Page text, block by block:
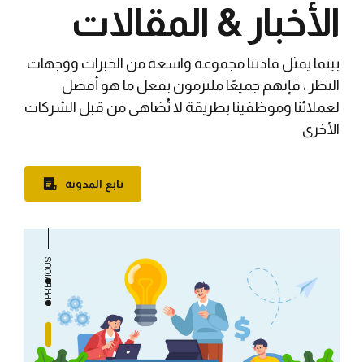
الأخبار & المقالات
بينما يمثل قادتنا مجموعة واسعة من الخبرات ووجهات
النظر ، فإنهم جميعًا ملتزمون بفعل ما هو أفضل
لعملائنا وموظفينا بطريقة لا تُضاهى من قبل الشركات
الأخرى
تابع المدونة